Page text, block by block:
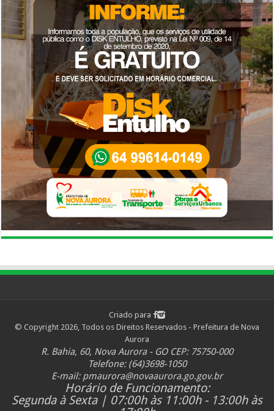
Criado para
© Copyright 2026, Todos os Direitos Reservados - Prefeitura de Nova
Aurora
R. Bahia, 60, Nova Aurora - GO CEP: 75750-000
Telefone: (64)3698-1050
E-mail: pmaurora@novaaurora.go.gov.br
Horário de Funcionamento:
Segunda à Sexta | 07:00h às 11:00h - 13:00h às